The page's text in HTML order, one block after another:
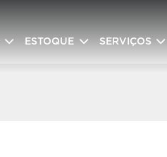
ESTOQUE SERVIÇOS